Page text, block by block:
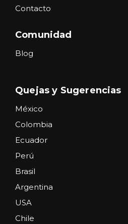
Contacto
Comunidad
Blog
Quejas y Sugerencias
México
Colombia
Ecuador
Perú
Brasil
Argentina
USA
Chile